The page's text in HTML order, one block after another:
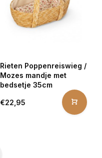
Rieten Poppenreiswieg /
Mozes mandje met
bedsetje 35cm
€22,95